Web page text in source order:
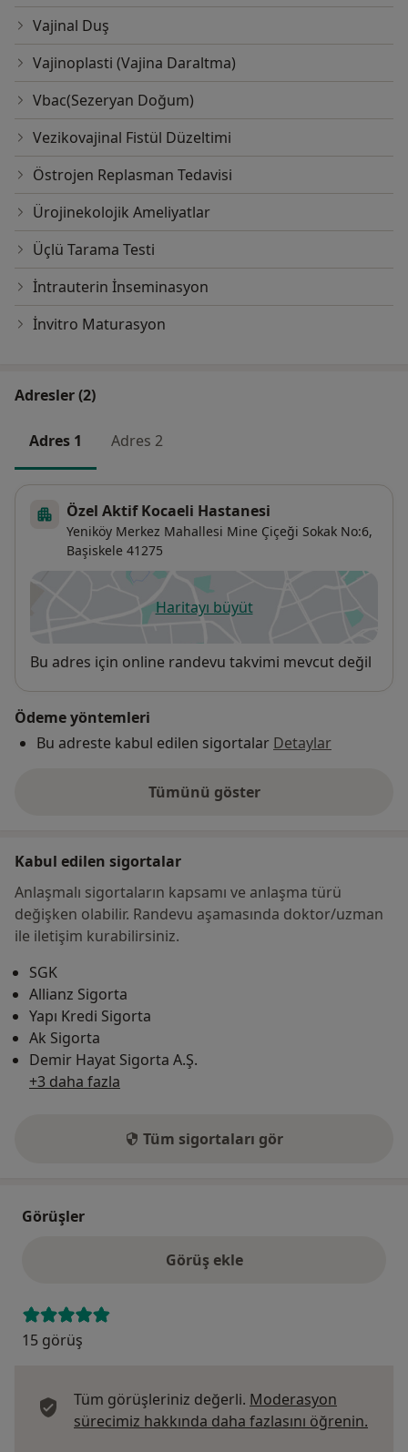
Vajinal Duş
Vajinoplasti (Vajina Daraltma)
Vbac(Sezeryan Doğum)
Vezikovajinal Fistül Düzeltimi
Östrojen Replasman Tedavisi
Ürojinekolojik Ameliyatlar
Üçlü Tarama Testi
İntrauterin İnseminasyon
İnvitro Maturasyon
Adresler (2)
Adres 1 Adres 2
Özel Aktif Kocaeli Hastanesi
Yeniköy Merkez Mahallesi Mine Çiçeği Sokak No:6,
Başiskele 41275
Haritayı büyütyeni bir sekmede açılır
Uygunluk
Bu adres için online randevu takvimi mevcut değil
Ödeme yöntemleri
Bu adreste kabul edilen sigortalar Detaylar
Tümünü göster
adres hakkında
Kabul edilen sigortalar
Anlaşmalı sigortaların kapsamı ve anlaşma türü
değişken olabilir. Randevu aşamasında doktor/uzman
ile iletişim kurabilirsiniz.
SGK
Allianz Sigorta
Yapı Kredi Sigorta
Ak Sigorta
Demir Hayat Sigorta A.Ş.
+3 daha fazla
Tüm sigortaları gör
Görüşler
Görüş ekle
15 görüş
Tüm görüşleriniz değerli. Moderasyon
sürecimiz hakkında daha fazlasını öğrenin.